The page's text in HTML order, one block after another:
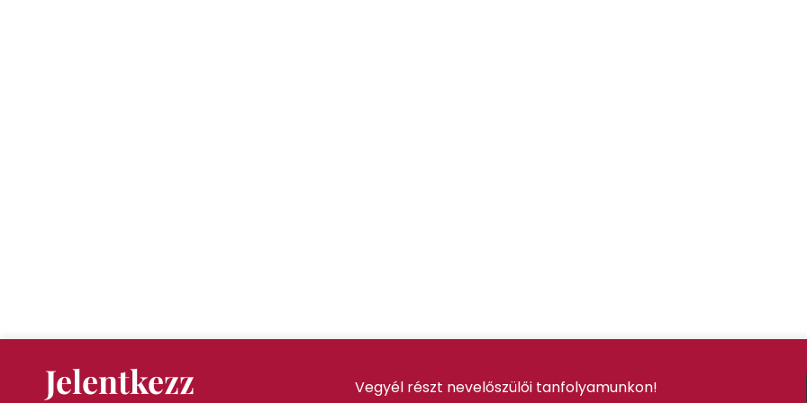
Jelentkezz
Vegyél részt nevelőszülői tanfolyamunkon!